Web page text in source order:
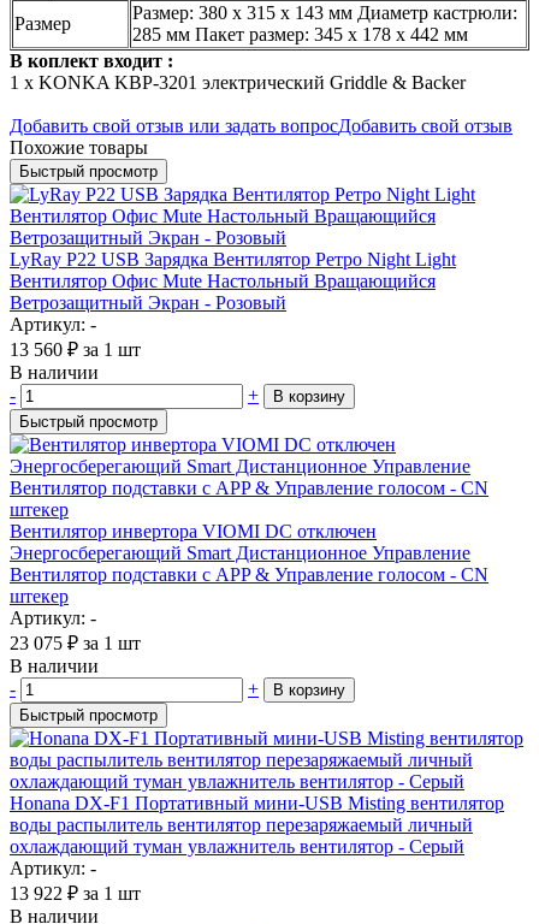
Размер
Размер: 380 х 315 х 143 мм Диаметр кастрюли:
285 мм Пакет размер: 345 х 178 х 442 мм
В коплект входит :
1 х KONKA KBP-3201 электрический Griddle & Backer
Добавить свой отзыв или задать вопросДобавить свой отзыв
Похожие товары
Быстрый просмотр
LyRay P22 USB Зарядка Вентилятор Ретро Night Light
Вентилятор Офис Mute Настольный Вращающийся
Ветрозащитный Экран - Розовый
Артикул: -
13 560 ₽ за 1 шт
В наличии
-
+
В корзину
Быстрый просмотр
Вентилятор инвертора VIOMI DC отключен
Энергосберегающий Smart Дистанционное Управление
Вентилятор подставки с APP & Управление голосом - CN
штекер
Артикул: -
23 075 ₽ за 1 шт
В наличии
-
+
В корзину
Быстрый просмотр
Honana DX-F1 Портативный мини-USB Misting вентилятор
воды распылитель вентилятор перезаряжаемый личный
охлаждающий туман увлажнитель вентилятор - Серый
Артикул: -
13 922 ₽ за 1 шт
В наличии